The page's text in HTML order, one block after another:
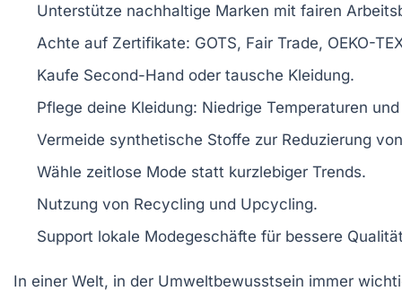
Unterstütze nachhaltige Marken mit fairen
Achte auf Zertifikate: GOTS, Fair Trade, OEKO-
Kaufe Second-Hand oder tausche Kleidung.
Pflege deine Kleidung: Niedrige Temperaturen
Vermeide synthetische Stoffe zur Reduzierung
Wähle zeitlose Mode statt kurzlebiger Trends.
Nutzung von Recycling und Upcycling.
Support lokale Modegeschäfte für bessere
In einer Welt, in der Umweltbewusstsein immer